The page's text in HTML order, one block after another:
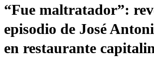
“Fue maltratador”:
episodio de José
en restaurante